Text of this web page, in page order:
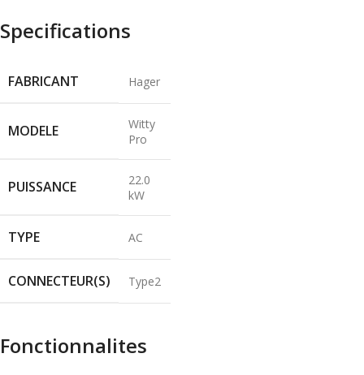
Specifications
FABRICANT Hager
MODELE
Witty
Pro
PUISSANCE
22.0
kW
TYPE AC
CONNECTEUR(S) Type2
Fonctionnalites